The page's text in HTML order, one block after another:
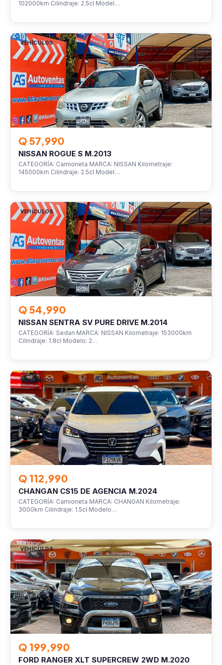
102000km Cilindraje: 2.5cl Model…
VEHÍCULOS
Q 57,990
NISSAN ROGUE S M.2013
CATEGORÍA: Camioneta MARCA: NISSAN Kilometraje:
145000km Cilindraje: 2.5cl Model…
VEHÍCULOS
Q 54,990
NISSAN SENTRA SV PURE DRIVE M.2014
CATEGORÍA: Sedan MARCA: NISSAN Kilometraje: 153000km
Cilindraje: 1.8cl Modelo: 2…
VEHÍCULOS
Q 112,990
CHANGAN CS15 DE AGENCIA M.2024
CATEGORÍA: Camioneta MARCA: CHANGAN Kilometraje:
3000km Cilindraje: 1.5cl Modelo…
VEHÍCULOS
Q 199,990
FORD RANGER XLT SUPERCREW 2WD M.2020